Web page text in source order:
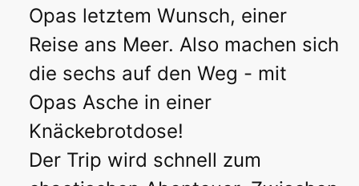
Opas letztem Wunsch, einer
Reise ans Meer. Also machen sich
die sechs auf den Weg - mit
Opas Asche in einer
Knäckebrotdose!
Der Trip wird schnell zum